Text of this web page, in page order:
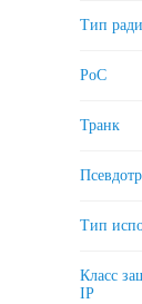
AOR (
Тип
РоС
Транк
Тип
Класс
IP